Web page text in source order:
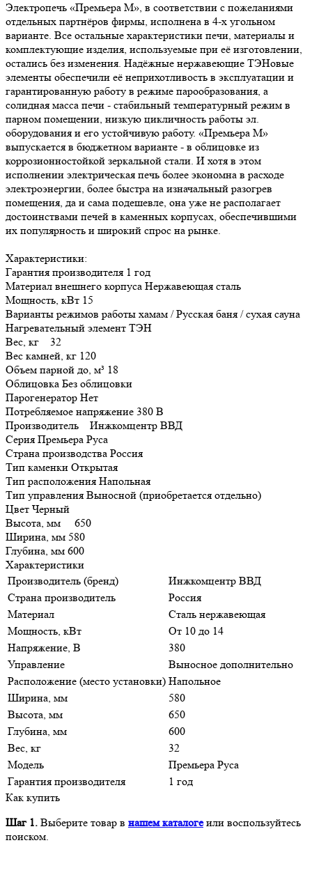
Электропечь «Премьера М», в соответствии с пожеланиями
отдельных партнёров фирмы, исполнена в 4-х угольном
варианте. Все остальные характеристики печи, материалы и
комплектующие изделия, используемые при её изготовлении,
остались без изменения. Надёжные нержавеющие ТЭНовые
элементы обеспечили её неприхотливость в эксплуатации и
гарантированную работу в режиме парообразования, а
солидная масса печи - стабильный температурный режим в
парном помещении, низкую цикличность работы эл.
оборудования и его устойчивую работу. «Премьера М»
выпускается в бюджетном варианте - в облицовке из
коррозионностойкой зеркальной стали. И хотя в этом
исполнении электрическая печь более экономна в расходе
электроэнергии, более быстра на изначальный разогрев
помещения, да и сама подешевле, она уже не располагает
достоинствами печей в каменных корпусах, обеспечившими
их популярность и широкий спрос на рынке.
Характеристики:
Гарантия производителя 1 год
Материал внешнего корпуса Нержавеющая сталь
Мощность, кВт 15
Варианты режимов работы хамам / Русская баня / сухая сауна
Нагревательный элемент ТЭН
Вес, кг 32
Вес камней, кг 120
Объем парной до, м³ 18
Облицовка Без облицовки
Парогенератор Нет
Потребляемое напряжение 380 В
Производитель Инжкомцентр ВВД
Серия Премьера Руса
Страна производства Россия
Тип каменки Открытая
Тип расположения Напольная
Тип управления Выносной (приобретается отдельно)
Цвет Черный
Высота, мм 650
Ширина, мм 580
Глубина, мм 600
Характеристики
Производитель (бренд)
Инжкомцентр ВВД
Страна производитель
Россия
Материал
Сталь нержавеющая
Мощность, кВт
От 10 до 14
Напряжение, В
380
Управление
Выносное дополнительно
Расположение (место установки) Напольное
Ширина, мм
580
Высота, мм
650
Глубина, мм
600
Вес, кг
32
Модель
Премьера Руса
Гарантия производителя
1 год
Как купить
Шаг 1. Выберите товар в нашем каталогеили воспользуйтесь
поиском.